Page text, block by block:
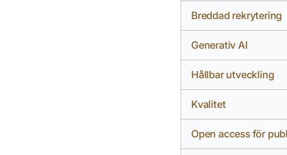
Breddad rekrytering
Generativ AI
Hållbar utveckling
Kvalitet
Open access för